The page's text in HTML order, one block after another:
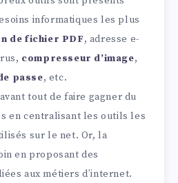
informatiques les plus
de fichier PDF, adresse e-
compresseur d’image,
passe, etc.
tout de faire gagner du
en centralisant les outils les
sur le net. Or, la
en proposant des
aux métiers d’internet.